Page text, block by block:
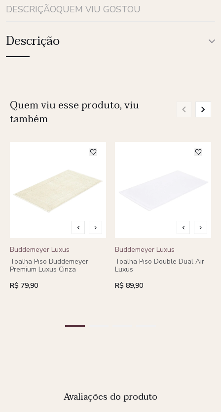
DESCRIÇÃOQUEM VIU GOSTOU
Descrição
Quem viu esse produto, viu
também
Buddemeyer Luxus
Toalha Piso Buddemeyer
Premium Luxus Cinza
R$ 79,90
Buddemeyer Luxus
Toalha Piso Double Dual Air
Luxus
R$ 89,90
Avaliações do produto